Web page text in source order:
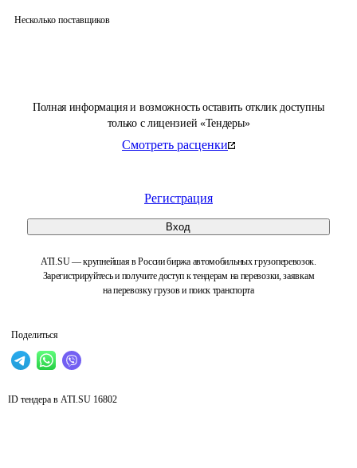
Полная информация и возможность оставить отклик доступны
только с лицензией «Тендеры»
Смотреть расценки
Регистрация
Вход
ATI.SU — крупнейшая в России биржа автомобильных грузоперевозок.
Зарегистрируйтесь и получите доступ к тендерам на перевозки, заявкам
на перевозку грузов и поиск транспорта
Поделиться
Несколько поставщиков
ID тендера в ATI.SU 16802